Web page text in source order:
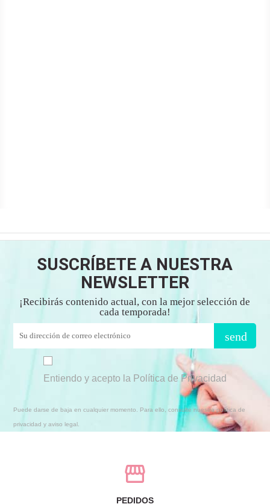
SUSCRÍBETE A NUESTRA
NEWSLETTER
¡Recibirás contenido actual, con la mejor selección de
cada temporada!
send
Entiendo y acepto la Política de Privacidad
Puede darse de baja en cualquier momento. Para ello, consulte nuestra política de
privacidad y aviso legal.
PEDIDOS